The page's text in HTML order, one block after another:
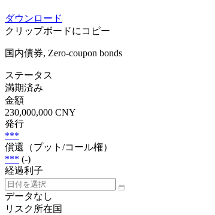
ダウンロード
クリップボードにコピー
国内債券, Zero-coupon bonds
ステータス
満期済み
金額
230,000,000 CNY
発行
***
償還（プット/コール権）
*** (-)
経過利子
データなし
リスク所在国